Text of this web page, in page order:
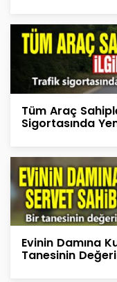
Tüm Araç
Sigortasında
Evinin Damına
Tanesinin